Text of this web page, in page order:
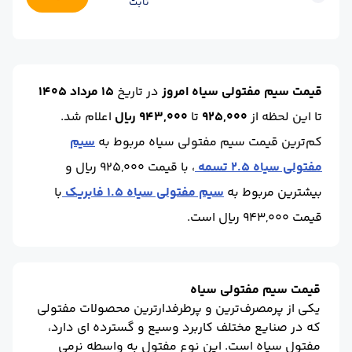
تسمه
واحد :
کیلوگرم
قیمت سیم مفتولی سیاه امروزدر تاریخ 15 مرداد 1405
تا این لحظه از925,000 تا 943,000 ریال
اعلام شد.
کم‌ترین قیمت سیم مفتولی سیاه مربوط به سیم
مفتولی سیاه 2.5 تسمه
، با قیمت 925,000 ریال و
بیشترین مربوط به سیم مفتولی سیاه 1.5 فابریک
با
قیمت 943,000 ریال است.
قیمت سیم مفتولی سیاه
یکی از پرمصرف‌ترین و پرطرفدارترین محصولات مفتولی
که در صنایع مختلف کاربرد وسیع و گسترده ای دارد،
مفتول سیاه است. این نوع مفتول به واسطه نرمی